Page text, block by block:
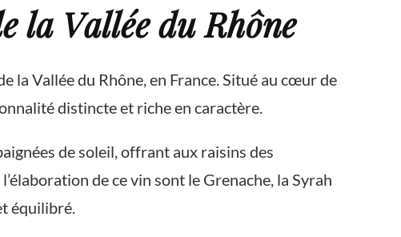
la Vallée du Rhône
la Vallée du Rhône, en France. Situé au cœur de
distincte et riche en caractère.
de soleil, offrant aux raisins des
de ce vin sont le Grenache, la Syrah
équilibré.